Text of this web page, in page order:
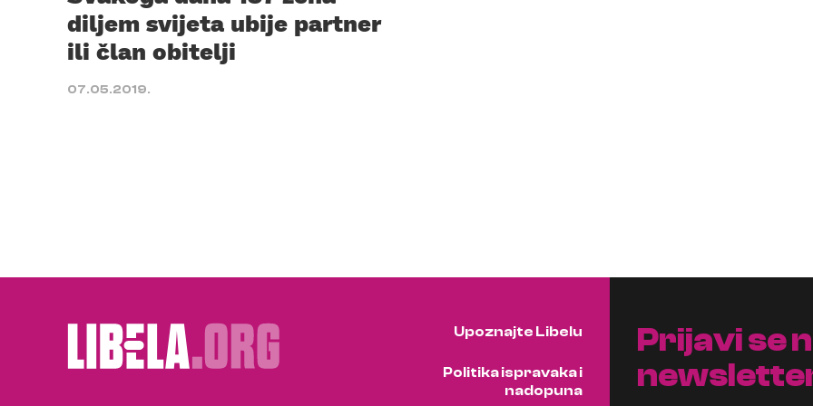
diljem svijeta ubije partner
ili član obitelji
07.05.2019.
Upoznajte Libelu
Politika ispravaka i
nadopuna
Prijavi se